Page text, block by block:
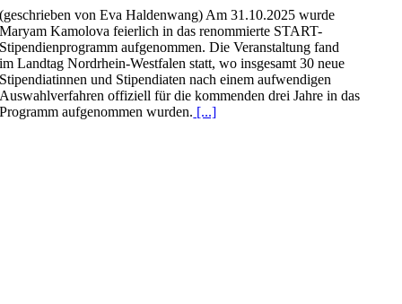
(geschrieben von Eva Haldenwang) Am 31.10.2025 wurde
Maryam Kamolova feierlich in das renommierte START-
Stipendienprogramm aufgenommen. Die Veranstaltung fand
im Landtag Nordrhein-Westfalen statt, wo insgesamt 30 neue
Stipendiatinnen und Stipendiaten nach einem aufwendigen
Auswahlverfahren offiziell für die kommenden drei Jahre in das
Programm aufgenommen wurden. [...]